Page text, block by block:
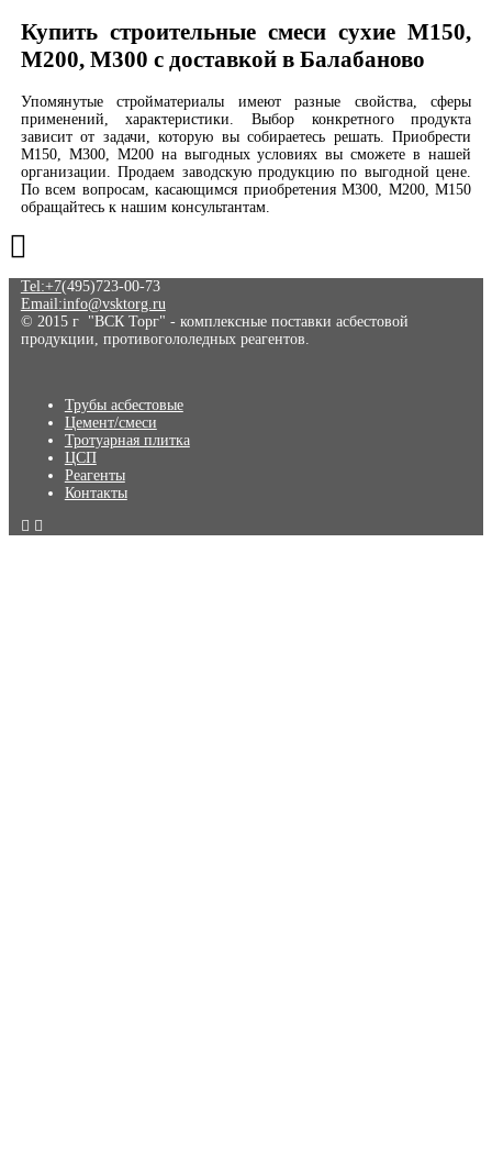
Купить строительные смеси сухие М150,
М200, М300 с доставкой в Балабаново
Упомянутые стройматериалы имеют разные свойства, сферы
применений, характеристики. Выбор конкретного продукта
зависит от задачи, которую вы собираетесь решать. Приобрести
М150, М300, М200 на выгодных условиях вы сможете в нашей
организации. Продаем заводскую продукцию по выгодной цене.
По всем вопросам, касающимся приобретения М300, М200, М150
обращайтесь к нашим консультантам.
Tel:+7(495)723-00-73
Email:info@vsktorg.ru
© 2015 г "ВСК Торг" - комплексные поставки асбестовой
продукции, противогололедных реагентов.
Трубы асбестовые
Цемент/смеси
Тротуарная плитка
ЦСП
Реагенты
Контакты